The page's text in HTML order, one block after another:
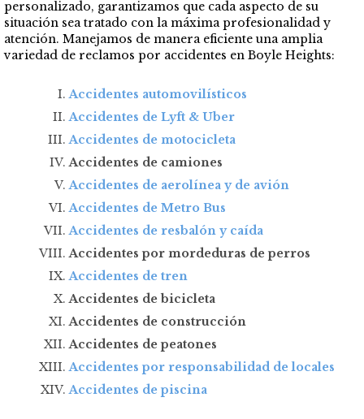
personalizado, garantizamos que cada aspecto de su
situación sea tratado con la máxima profesionalidad y
atención. Manejamos de manera eficiente una amplia
variedad de reclamos por accidentes en Boyle Heights:
Accidentes automovilísticos
Accidentes de Lyft & Uber
Accidentes de motocicleta
Accidentes de camiones
Accidentes de aerolínea y de avión
Accidentes de Metro Bus
Accidentes de resbalón y caída
Accidentes por mordeduras de perros
Accidentes de tren
Accidentes de bicicleta
Accidentes de construcción
Accidentes de peatones
Accidentes por responsabilidad de locales
Accidentes de piscina